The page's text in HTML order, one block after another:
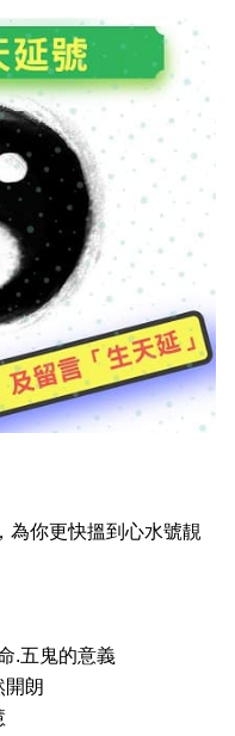
為你更快搵到心水號靚
.五鬼的意義
開朗